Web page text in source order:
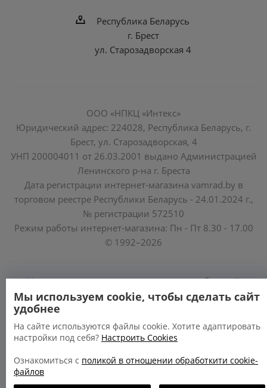
Республика Беларусь
г. Брест
ул. Старозадворская 4
ООО «НПКЦ «Интекс»
Юридический адрес: 224028, Республика Беларусь, г.
Брест, ул. Старозадворская, 4
УНП 200004011 от 26.03.2001 выдано Администрацией
Ленинского р-на г. Бреста
Дата регистрации интернет-магазина vamrad.by в
торговом реестре Республики Беларусь - 24.01.2024 г.,
№ регистрации 572510
Режим работы интернет-магазина: Пн - Пт 8.30 - 17.00
© 1992–2026
Уполномоченные по защите прав потребителей
облисполкомов, Минского горисполкома:
https://www.mart.gov.by/activity/zashchita-prav-
potrebiteley/
БРЕСТСКАЯ ОБЛАСТЬ тел. (80162) 26 97 69;
Мы используем cookie, чтобы сделать сайт
удобнее
На сайте используются файлы cookie. Хотите адаптировать
настройки под себя? Настроить Cookies
Ознакомиться с поликой в отношении обработкити cookie-
файлов